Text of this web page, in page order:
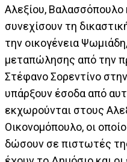
Αλεξίου, Βαλασσόπουλο
συνεχίσουν τη
την οικογένεια
μεταπώλησης από την
Στέφανο Σορεντίνο
υπάρξουν έσοδα από
εκχωρούνται στους
Οικονομόπουλο, οι
δώσουν σε πιστωτές